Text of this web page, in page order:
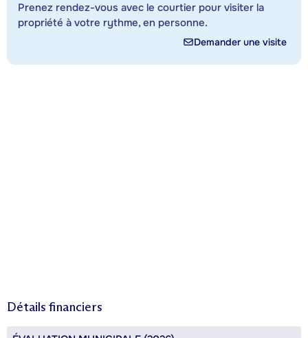
Prenez rendez-vous avec le courtier pour visiter la
propriété à votre rythme, en personne.
Demander une visite
Détails financiers